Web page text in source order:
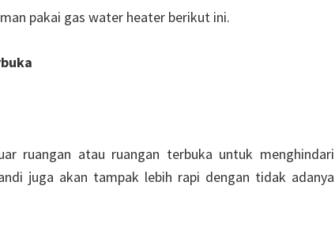
pakai gas water heater berikut ini.
ruangan atau ruangan terbuka untuk menghindari
juga akan tampak lebih rapi dengan tidak adanya